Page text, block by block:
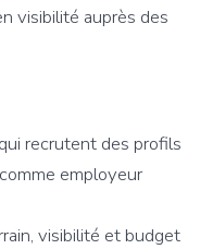
visibilité auprès des
recrutent des profils
employeur
visibilité et budget